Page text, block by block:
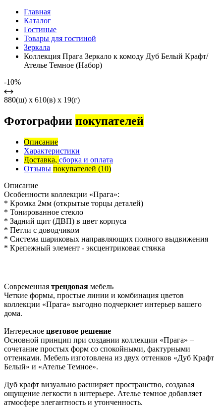
Главная
Каталог
Гостиные
Товары для гостиной
Зеркала
Коллекция Прага Зеркало к комоду Дуб Белый Крафт/
Ателье Темное (Набор)
-10%
880(ш) x 610(в) x 19(г)
Фотографии покупателей
Описание
Характеристики
Доставка, сборка и оплата
Отзывы покупателей (10)
Описание
Особенности коллекции «Прага»:
* Кромка 2мм (открытые торцы деталей)
* Тонированное стекло
* Задний щит (ДВП) в цвет корпуса
* Петли с доводчиком
* Система шариковых направляющих полного выдвижения
* Крепежный элемент - эксцентриковая стяжка
Современная трендовая мебель
Четкие формы, простые линии и комбинация цветов
коллекции «Прага» выгодно подчеркнет интерьер вашего
дома.
Интересное цветовое решение
Основной принцип при создании коллекции «Прага» –
сочетание простых форм со спокойными, фактурными
оттенками. Мебель изготовлена из двух оттенков «Дуб Крафт
Белый» и «Ателье Темное».
Дуб крафт визуально расширяет пространство, создавая
ощущение легкости в интерьере. Ателье темное добавляет
атмосфере элегантность и утонченность.